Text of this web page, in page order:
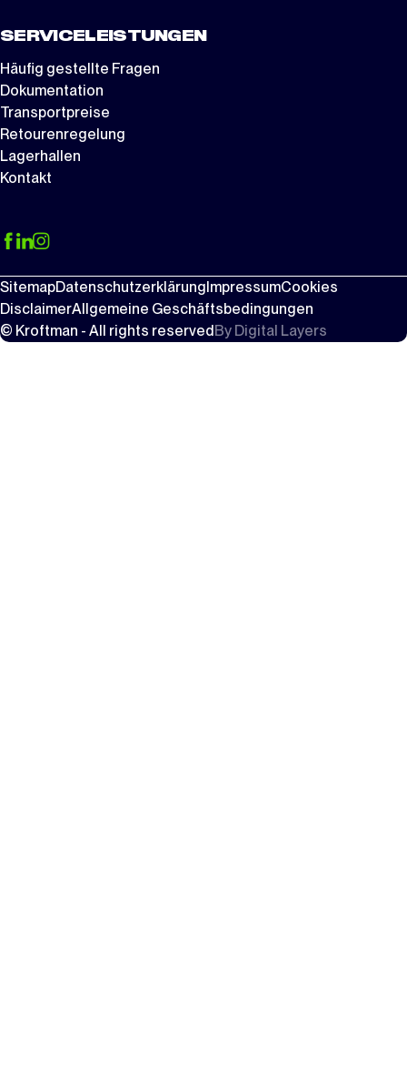
SERVICELEISTUNGEN
Häufig gestellte Fragen
Dokumentation
Transportpreise
Retourenregelung
Lagerhallen
Kontakt
SitemapDatenschutzerklärung ImpressumCookies
DisclaimerAllgemeine Geschäftsbedingungen
© Kroftman - All rights reserved By Digital Layers